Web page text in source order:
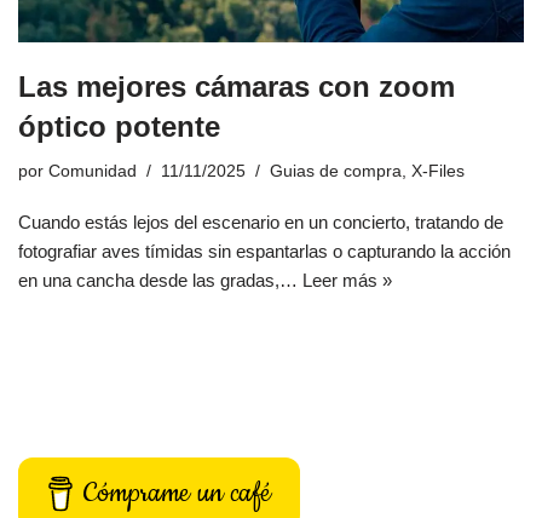
Las mejores cámaras con zoom
óptico potente
por Comunidad 11/11/2025 Guias de compra, X-Files
Cuando estás lejos del escenario en un concierto, tratando de
fotografiar aves tímidas sin espantarlas o capturando la acción
en una cancha desde las gradas,… Leer más »
Cómprame un café